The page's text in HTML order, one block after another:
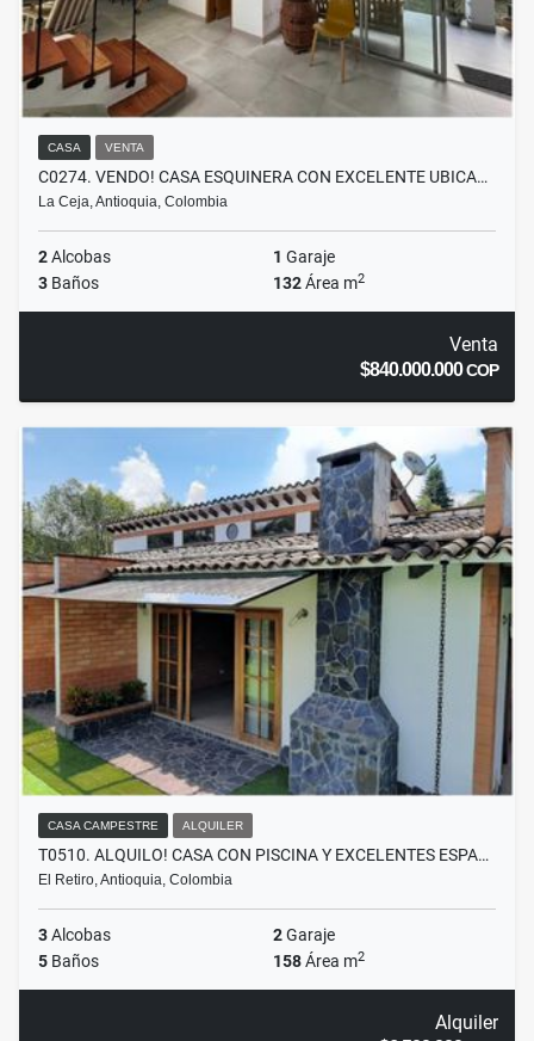
CASA VENTA
C0274. VENDO! CASA ESQUINERA CON EXCELENTE UBICA…
La Ceja, Antioquia, Colombia
2Alcobas 1 Garaje
3 Baños 132Área m2
Venta
$840.000.000COP
CASA CAMPESTRE ALQUILER
T0510. ALQUILO! CASA CON PISCINA Y EXCELENTES ESPA…
El Retiro, Antioquia, Colombia
3Alcobas 2Garaje
5 Baños 158Área m2
Alquiler